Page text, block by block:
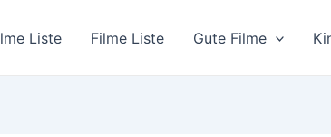
Liste Filme Liste Gute Filme